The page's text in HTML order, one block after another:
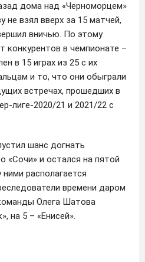
дома над «Черноморцем»
не взял вверх за 15 матчей,
вничью. По этому
конкурентов в чемпионате –
в 15 играх из 25 с их
и то, что они обыграли
встречах, прошедших в
лиге-2020/21 и 2021/22 с
шанс догнать
«Сочи» и остался на пятой
располагается
времени даром
Олега Шатова
на 5 – «Енисей».